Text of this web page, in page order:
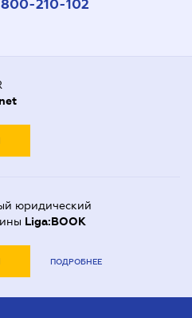
210-102
юридический
Liga:BOOK
ПОДРОБНЕЕ